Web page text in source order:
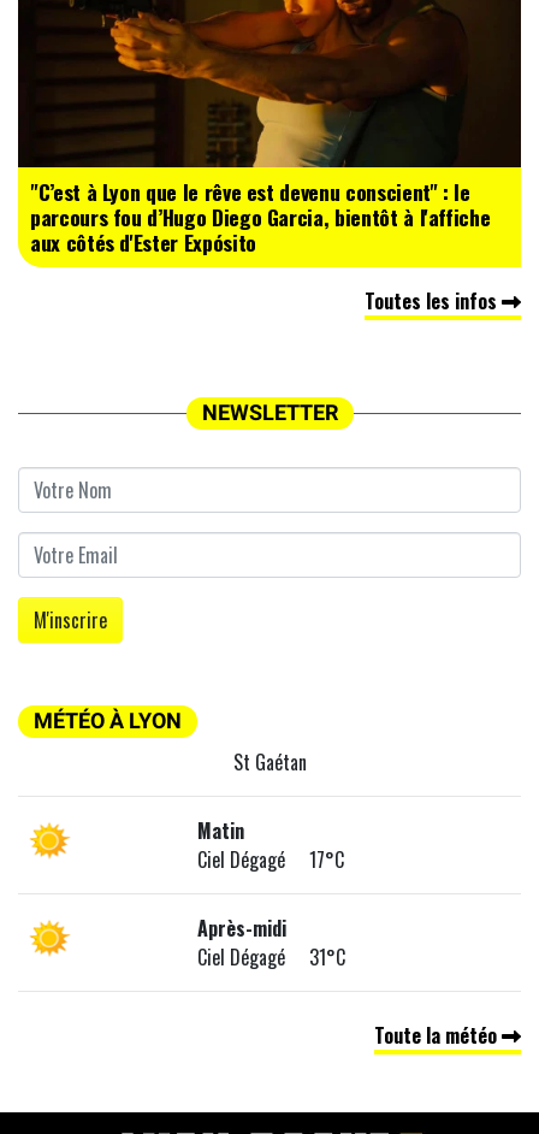
"C’est à Lyon que le rêve est devenu conscient" : le
parcours fou d’Hugo Diego Garcia, bientôt à l'affiche
aux côtés d'Ester Expósito
Toutes les infos
NEWSLETTER
MÉTÉO À LYON
St Gaétan
Matin
Ciel Dégagé 17°C
Après-midi
Ciel Dégagé 31°C
Toute la météo